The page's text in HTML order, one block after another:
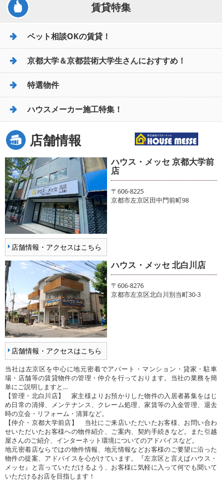
賃貸特集
ペット相談OKの賃貸！
京都大学＆京都芸術大学生さんにおすすめ！
特選物件
ハウスメーカー施工特集！
店舗情報
店舗情報・アクセスはこちら
ハウス・メッセ 京都大学前
店
〒606-8225
京都市左京区田中門前町98
店舗情報・アクセスはこちら
ハウス・メッセ 北白川店
〒606-8276
京都市左京区北白川別当町30-3
当社は左京区を中心に地元密着でアパート・マンション・貸家・駐車
場・店舗等の賃貸物件の管理・仲介を行っております。当社の業務を簡
単にご説明しますと…
【管理・北白川店】 家主様よりお預かりした物件の入居者募集をはじ
め日常の清掃、メンテナンス、クレーム処理、家賃等の入金管理、退去
時の立会・リフォーム・清算など。
【仲介・京都大学前店】 当社にご来店いただいたお客様、お問い合わ
せいただいたお客様への物件紹介、ご案内、契約手続きなど。また引越
屋さんのご紹介、インターネット環境についてのアドバイスなど。
地元密着店ならではの物件情報、地元情報などお客様のご要望に沿った
物件の提案、アドバイスを心がけています。『左京区と言えばハウス・
メッセ』と言っていただけるよう、お客様に気軽に入って何でも聞いて
いただけるお店を目指します！